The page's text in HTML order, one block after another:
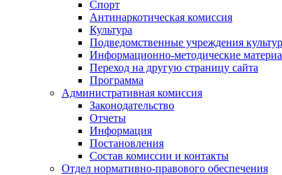
Спорт
Антинаркотическая комиссия
Культура
Подведомственные учреждения
Информационно-методические
Переход на другую страницу сайта
Программа
Административная комиссия
Законодательство
Отчеты
Информация
Постановления
Состав комиссии и контакты
Отдел нормативно-правового обеспечения